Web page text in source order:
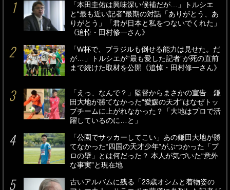
「本田圭佑は興味深い候補だが…」トルシエ
と“最も近い記者”最期の対話「ありがとう、あ
りがとう」「君が日本と私をつないでくれた」
《追悼・田村修一さん》
「W杯で、ブラジルも倒せる能力は見せた。だ
が…」トルシエが“最も愛した記者”が死の直前
まで続けた取材を公開《追悼・田村修一さん》
「えっ、なんで？」監督からまさかの宣告…鎌
田大地が勝てなかった“愛媛の天才”はなぜトッ
プチームに上がれなかった？「大地はプロで活
躍しているのに…と」
「公園でサッカーしてこい」あの鎌田大地が勝
てなかった“四国の天才少年”がぶつかった「プ
ロの壁」とは何だった？ 本人が気づいた“意外
な事実”と現在地
古いアルバムに残る「23歳オシムと着物姿の